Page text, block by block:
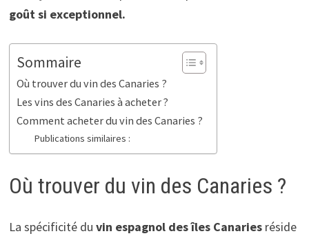
goût si exceptionnel.
Sommaire
Où trouver du vin des Canaries ?
Les vins des Canaries à acheter ?
Comment acheter du vin des Canaries ?
Publications similaires :
Où trouver du vin des Canaries ?
La spécificité du vin espagnol des îles Canariesréside